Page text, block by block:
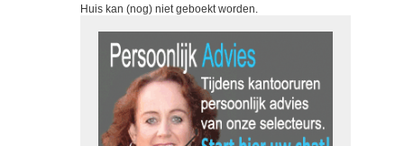
Huis kan (nog) niet geboekt worden.